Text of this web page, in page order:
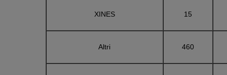
XINES 15
Altri 460